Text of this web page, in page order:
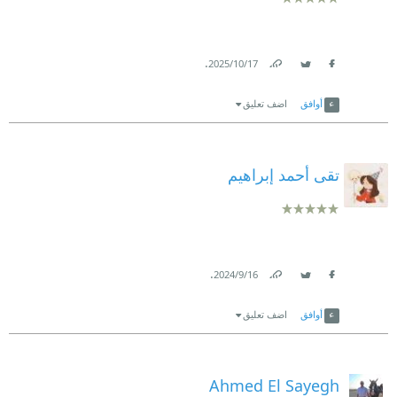
17‏/10‏/2025
.
أوافق اضف تعليق
تقى أحمد إبراهيم
16‏/9‏/2024
.
أوافق اضف تعليق
Ahmed El Sayegh